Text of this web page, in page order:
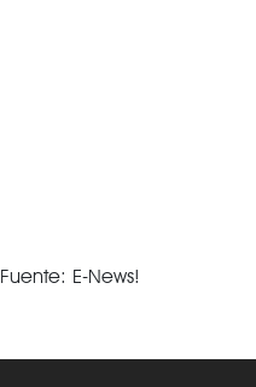
Fuente: E-News!